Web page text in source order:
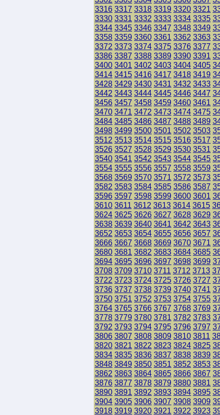
3316 3317 3318 3319 3320 3321
3330 3331 3332 3333 3334 3335
3344 3345 3346 3347 3348 3349
3358 3359 3360 3361 3362 3363
3372 3373 3374 3375 3376 3377
3386 3387 3388 3389 3390 3391
3400 3401 3402 3403 3404 3405
3414 3415 3416 3417 3418 3419
3428 3429 3430 3431 3432 3433
3442 3443 3444 3445 3446 3447
3456 3457 3458 3459 3460 3461
3470 3471 3472 3473 3474 3475
3484 3485 3486 3487 3488 3489
3498 3499 3500 3501 3502 3503
3512 3513 3514 3515 3516 3517
3526 3527 3528 3529 3530 3531
3540 3541 3542 3543 3544 3545
3554 3555 3556 3557 3558 3559
3568 3569 3570 3571 3572 3573
3582 3583 3584 3585 3586 3587
3596 3597 3598 3599 3600 3601
3610 3611 3612 3613 3614 3615
3624 3625 3626 3627 3628 3629
3638 3639 3640 3641 3642 3643
3652 3653 3654 3655 3656 3657
3666 3667 3668 3669 3670 3671
3680 3681 3682 3683 3684 3685
3694 3695 3696 3697 3698 3699
3708 3709 3710 3711 3712 3713
3722 3723 3724 3725 3726 3727
3736 3737 3738 3739 3740 3741
3750 3751 3752 3753 3754 3755
3764 3765 3766 3767 3768 3769
3778 3779 3780 3781 3782 3783
3792 3793 3794 3795 3796 3797
3806 3807 3808 3809 3810 3811
3820 3821 3822 3823 3824 3825
3834 3835 3836 3837 3838 3839
3848 3849 3850 3851 3852 3853
3862 3863 3864 3865 3866 3867
3876 3877 3878 3879 3880 3881
3890 3891 3892 3893 3894 3895
3904 3905 3906 3907 3908 3909
3918 3919 3920 3921 3922 3923